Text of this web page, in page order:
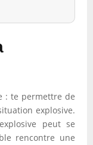
: te permettre de
explosive.
peut se
rencontre une